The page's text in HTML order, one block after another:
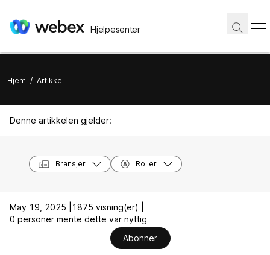
Hjelpesenter
Hjem / Artikkel
Denne artikkelen gjelder:
Bransjer Roller
May 19, 2025 |
1875 visning(er) |
0 personer mente dette var nyttig
Abonner